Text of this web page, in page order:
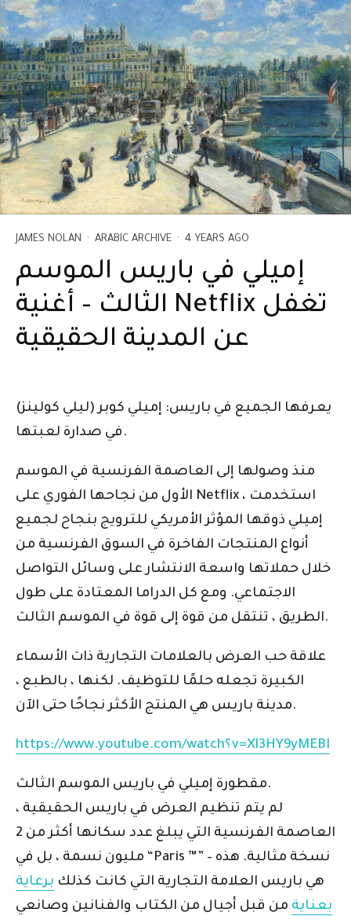
JAMES NOLAN · ARABIC ARCHIVE · 4 YEARS AGO
إميلي في باريس الموسم
الثالث – أغنية Netflix تغفل
عن المدينة الحقيقية
يعرفها الجميع في باريس: إميلي كوبر (ليلي كولينز)
في صدارة لعبتها.
منذ وصولها إلى العاصمة الفرنسية في الموسم
الأول من نجاحها الفوري على Netflix ، استخدمت
إميلي ذوقها المؤثر الأمريكي للترويج بنجاح لجميع
أنواع المنتجات الفاخرة في السوق الفرنسية من
خلال حملاتها واسعة الانتشار على وسائل التواصل
الاجتماعي. ومع كل الدراما المعتادة على طول
الطريق ، تنتقل من قوة إلى قوة في الموسم الثالث.
علاقة حب العرض بالعلامات التجارية ذات الأسماء
الكبيرة تجعله حلمًا للتوظيف. لكنها ، بالطبع ،
مدينة باريس هي المنتج الأكثر نجاحًا حتى الآن.
https://www.youtube.com/watch؟v=Xl3HY9yMEBI
مقطورة إميلي في باريس الموسم الثالث.
لم يتم تنظيم العرض في باريس الحقيقية ،
العاصمة الفرنسية التي يبلغ عدد سكانها أكثر من 2
مليون نسمة ، بل في “Paris ™” – نسخة مثالية. هذه
هي باريس العلامة التجارية التي كانت كذلك برعاية
بعناية من قبل أجيال من الكتاب والفنانين وصانعي